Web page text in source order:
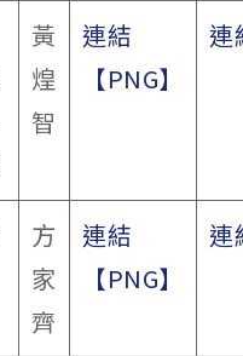
黃
煌
智
連結
【PNG】
連
方
家
齊
連結
【PNG】
連